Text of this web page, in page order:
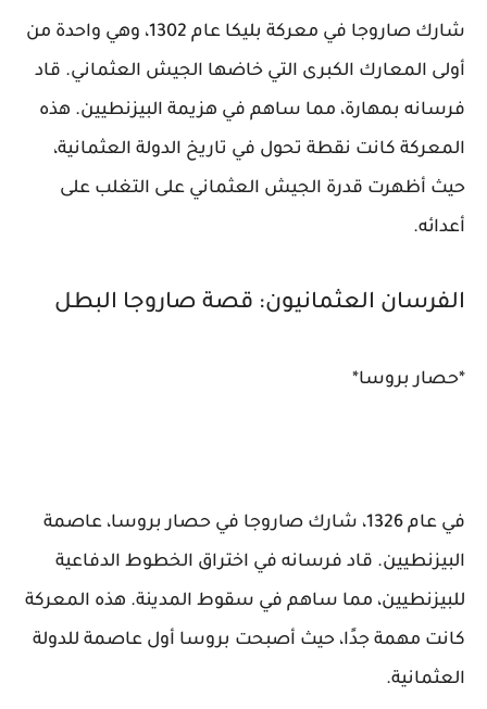
شارك صاروجا في معركة بليكا عام 1302، وهي واحدة من
أولى المعارك الكبرى التي خاضها الجيش العثماني. قاد
فرسانه بمهارة، مما ساهم في هزيمة البيزنطيين. هذه
المعركة كانت نقطة تحول في تاريخ الدولة العثمانية،
حيث أظهرت قدرة الجيش العثماني على التغلب على
أعدائه.
الفرسان العثمانيون: قصة صاروجا البطل
*حصار بروسا*
في عام 1326، شارك صاروجا في حصار بروسا، عاصمة
البيزنطيين. قاد فرسانه في اختراق الخطوط الدفاعية
للبيزنطيين، مما ساهم في سقوط المدينة. هذه المعركة
كانت مهمة جدًا، حيث أصبحت بروسا أول عاصمة للدولة
العثمانية.